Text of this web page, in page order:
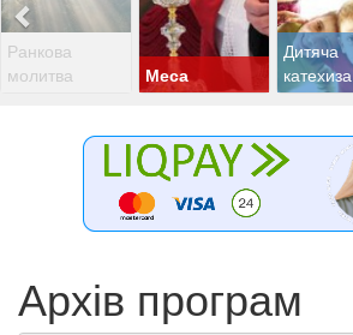
Ранкова
молитва
Меса
Дитяча
катехиза
Архів програм